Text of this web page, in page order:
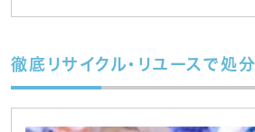
徹底リサイクル・リユースで処